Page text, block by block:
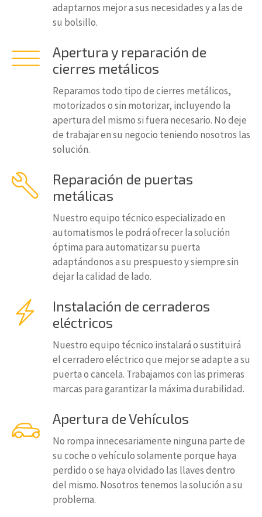
adaptarnos mejor a sus necesidades y a las de
su bolsillo.
Apertura y reparación de
cierres metálicos
Reparamos todo tipo de cierres metálicos,
motorizados o sin motorizar, incluyendo la
apertura del mismo si fuera necesario. No deje
de trabajar en su negocio teniendo nosotros las
solución.
Reparación de puertas
metálicas
Nuestro equipo técnico especializado en
automatismos le podrá ofrecer la solución
óptima para automatizar su puerta
adaptándonos a su prespuesto y siempre sin
dejar la calidad de lado.
Instalación de cerraderos
eléctricos
Nuestro equipo técnico instalará o sustituirá
el cerradero eléctrico que mejor se adapte a su
puerta o cancela. Trabajamos con las primeras
marcas para garantizar la máxima durabilidad.
Apertura de Vehículos
No rompa innecesariamente ninguna parte de
su coche o vehículo solamente porque haya
perdido o se haya olvidado las llaves dentro
del mismo. Nosotros tenemos la solución a su
problema.